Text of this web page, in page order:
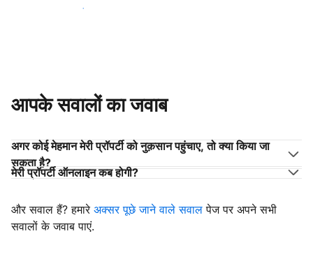
अपने जैसे मेज़बानों के साथ जुड़ें
आपके सवालों का जवाब
अगर कोई मेहमान मेरी प्रॉपर्टी को नुक़सान पहुंचाए, तो क्या किया जा
सकता है?
मेरी प्रॉपर्टी ऑनलाइन कब होगी?
और सवाल हैं? हमारे अक्सर पूछे जाने वाले सवाल पेज पर अपने सभी
सवालों के जवाब पाएं.